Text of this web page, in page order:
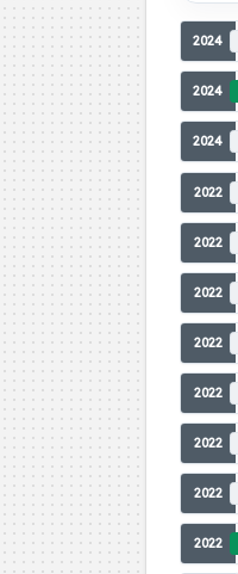
2024
2024
2024
2022
2022
2022
2022
2022
2022
2022
2022